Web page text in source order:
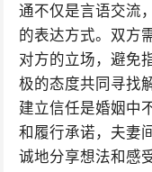
通不仅是言语交流
的表达方式。双方
对方的立场，避免
极的态度共同寻找
建立信任是婚姻中
和履行承诺，夫妻
诚地分享想法和感